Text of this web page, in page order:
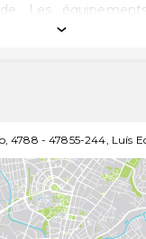
Les
à repasser. Le
Wi-Fi à
pourrez acheter
Un petit déjeuner
une réception
de
4788 -47855-244, Luís